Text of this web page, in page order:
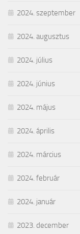
2024. szeptember
2024. augusztus
2024. július
2024. június
2024. május
2024. április
2024. március
2024. február
2024. január
2023. december